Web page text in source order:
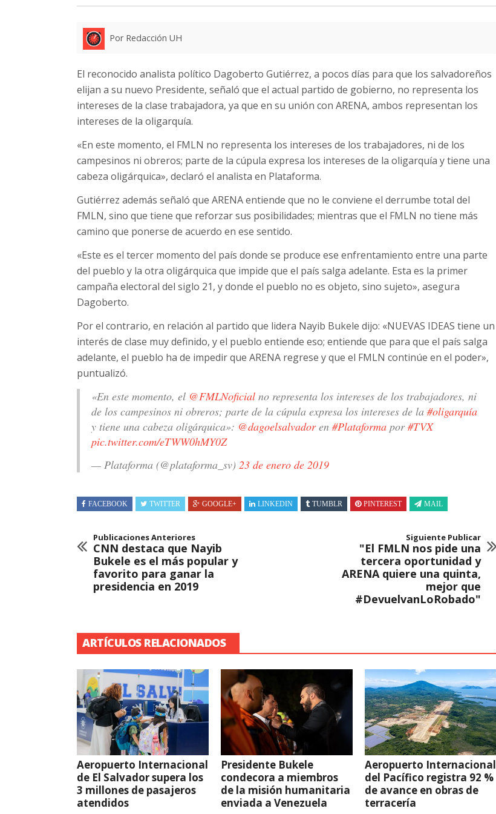
Por Redacción UH
El reconocido analista político Dagoberto Gutiérrez, a pocos días para que los salvadoreños
elijan a su nuevo Presidente, señaló que el actual partido de gobierno, no representa los
intereses de la clase trabajadora, ya que en su unión con ARENA, ambos representan los
intereses de la oligarquía.
«En este momento, el FMLN no representa los intereses de los trabajadores, ni de los
campesinos ni obreros; parte de la cúpula expresa los intereses de la oligarquía y tiene una
cabeza oligárquica», declaró el analista en Plataforma.
Gutiérrez además señaló que ARENA entiende que no le conviene el derrumbe total del
FMLN, sino que tiene que reforzar sus posibilidades; mientras que el FMLN no tiene más
camino que ponerse de acuerdo en ese sentido.
«Este es el tercer momento del país donde se produce ese enfrentamiento entre una parte
del pueblo y la otra oligárquica que impide que el país salga adelante. Esta es la primer
campaña electoral del siglo 21, y donde el pueblo no es objeto, sino sujeto», asegura
Dagoberto.
Por el contrario, en relación al partido que lidera Nayib Bukele dijo: «NUEVAS IDEAS tiene un
interés de clase muy definido, y el pueblo entiende eso; entiende que para que el país salga
adelante, el pueblo ha de impedir que ARENA regrese y que el FMLN continúe en el poder»,
puntualizó.
«En este momento, el @FMLNoficial no representa los intereses de los trabajadores, ni
de los campesinos ni obreros; parte de la cúpula expresa los intereses de la #oligarquía
y tiene una cabeza oligárquica»: @dagoelsalvadoren #Plataforma por#TVX
pic.twitter.com/eTWW0hMY0Z
— Plataforma (@plataforma_sv) 23 de enero de 2019
FACEBOOK TWITTER GOOGLE+ LINKEDIN TUMBLR PINTEREST MAIL
Publicaciones Anteriores
CNN destaca que Nayib
Bukele es el más popular y
favorito para ganar la
presidencia en 2019
Siguiente Publicar
"El FMLN nos pide una
tercera oportunidad y
ARENA quiere una quinta,
mejor que
#DevuelvanLoRobado"
ARTÍCULOS RELACIONADOS
Aeropuerto Internacional
de El Salvador supera los
3 millones de pasajeros
atendidos
Presidente Bukele
condecora a miembros
de la misión humanitaria
enviada a Venezuela
Aeropuerto Internacional
del Pacífico registra 92 %
de avance en obras de
terracería